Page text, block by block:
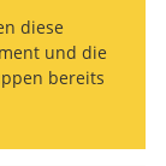
diese
und die
bereits